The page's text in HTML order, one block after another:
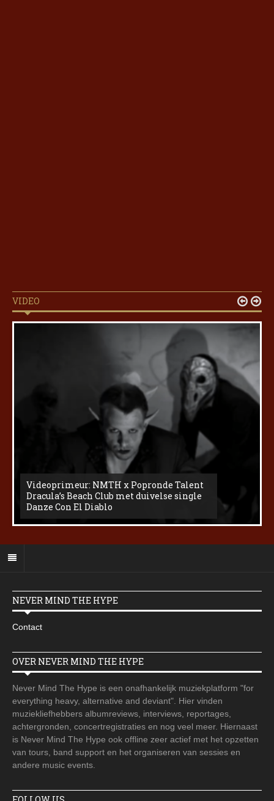
VIDEO
Videoprimeur: NMTH x Popronde Talent
Dracula’s Beach Club met duivelse single
Danze Con El Diablo
 
NEVER MIND THE HYPE
Contact
OVER NEVER MIND THE HYPE
Never Mind The Hype is een onafhankelijk muziekplatform "for
everything heavy, alternative and deviant". Hier vinden
muziekliefhebbers albumreviews, interviews, reportages,
achtergronden, concertregistraties en nog veel meer. Hiernaast
is Never Mind The Hype ook offline zeer actief met het opzetten
van tours, band support en het organiseren van sessies en
andere music events.